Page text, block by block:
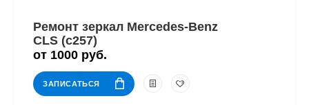
Ремонт зеркал Mercedes-Benz
CLS (c257)
от 1000 руб.
ЗАПИСАТЬСЯ